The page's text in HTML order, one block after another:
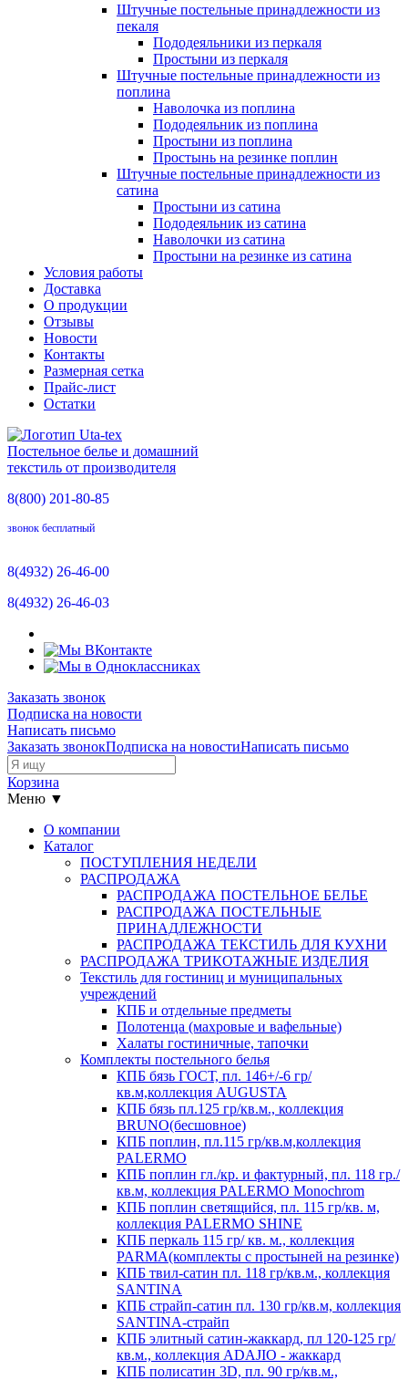
Штучные постельные принадлежности из
пекаля
Пододеяльники из перкаля
Простыни из перкаля
Штучные постельные принадлежности из
поплина
Наволочка из поплина
Пододеяльник из поплина
Простыни из поплина
Простынь на резинке поплин
Штучные постельные принадлежности из
сатина
Простыни из сатина
Пододеяльник из сатина
Наволочки из сатина
Простыни на резинке из сатина
Условия работы
Доставка
О продукции
Отзывы
Новости
Контакты
Размерная сетка
Прайс-лист
Остатки
Постельное белье и домашний
текстиль от производителя
8(800) 201-80-85
звонок бесплатный
8(4932) 26-46-00
8(4932) 26-46-03
Заказать звонок
Подписка на новости
Написать письмо
Заказать звонокПодписка на новостиНаписать письмо
Корзина
Меню ▼
О компании
Каталог
ПОСТУПЛЕНИЯ НЕДЕЛИ
РАСПРОДАЖА
РАСПРОДАЖА ПОСТЕЛЬНОЕ БЕЛЬЕ
РАСПРОДАЖА ПОСТЕЛЬНЫЕ
ПРИНАДЛЕЖНОСТИ
РАСПРОДАЖА ТЕКСТИЛЬ ДЛЯ КУХНИ
РАСПРОДАЖА ТРИКОТАЖНЫЕ ИЗДЕЛИЯ
Текстиль для гостиниц и муниципальных
учреждений
КПБ и отдельные предметы
Полотенца (махровые и вафельные)
Халаты гостиничные, тапочки
Комплекты постельного белья
КПБ бязь ГОСТ, пл. 146+/-6 гр/
кв.м,коллекция AUGUSTA
КПБ бязь пл.125 гр/кв.м., коллекция
BRUNO(бесшовное)
КПБ поплин, пл.115 гр/кв.м,коллекция
PALERMO
КПБ поплин гл./кр. и фактурный, пл. 118 гр./
кв.м, коллекция PALERMO Monochrom
КПБ поплин светящийся, пл. 115 гр/кв. м,
коллекция PALERMO SHINE
КПБ перкаль 115 гр/ кв. м., коллекция
PARMA(комплекты с простыней на резинке)
КПБ твил-сатин пл. 118 гр/кв.м., коллекция
SANTINA
КПБ страйп-сатин пл. 130 гр/кв.м, коллекция
SANTINA-страйп
КПБ элитный сатин-жаккард, пл 120-125 гр/
кв.м., коллекция ADAJIO - жаккард
КПБ полисатин 3D, пл. 90 гр/кв.м.,